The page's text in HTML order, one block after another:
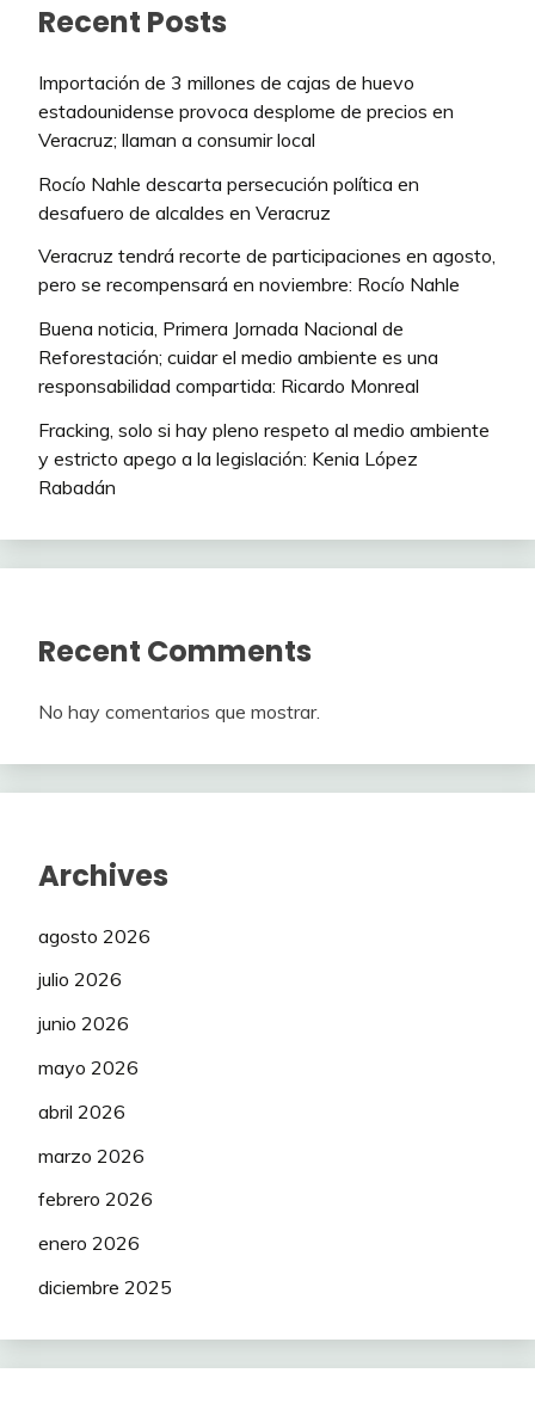
Recent Posts
Importación de 3 millones de cajas de huevo
estadounidense provoca desplome de precios en
Veracruz; llaman a consumir local
Rocío Nahle descarta persecución política en
desafuero de alcaldes en Veracruz
Veracruz tendrá recorte de participaciones en agosto,
pero se recompensará en noviembre: Rocío Nahle
Buena noticia, Primera Jornada Nacional de
Reforestación; cuidar el medio ambiente es una
responsabilidad compartida: Ricardo Monreal
Fracking, solo si hay pleno respeto al medio ambiente
y estricto apego a la legislación: Kenia López
Rabadán
Recent Comments
No hay comentarios que mostrar.
Archives
agosto 2026
julio 2026
junio 2026
mayo 2026
abril 2026
marzo 2026
febrero 2026
enero 2026
diciembre 2025